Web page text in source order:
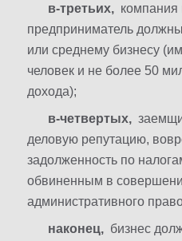
в-третьих, компания
предприниматель
или среднему бизнесу
человек и не более 50
дохода);
в-четвертых,
деловую репутацию,
задолженность по
обвиненным в
административного
наконец, бизнес